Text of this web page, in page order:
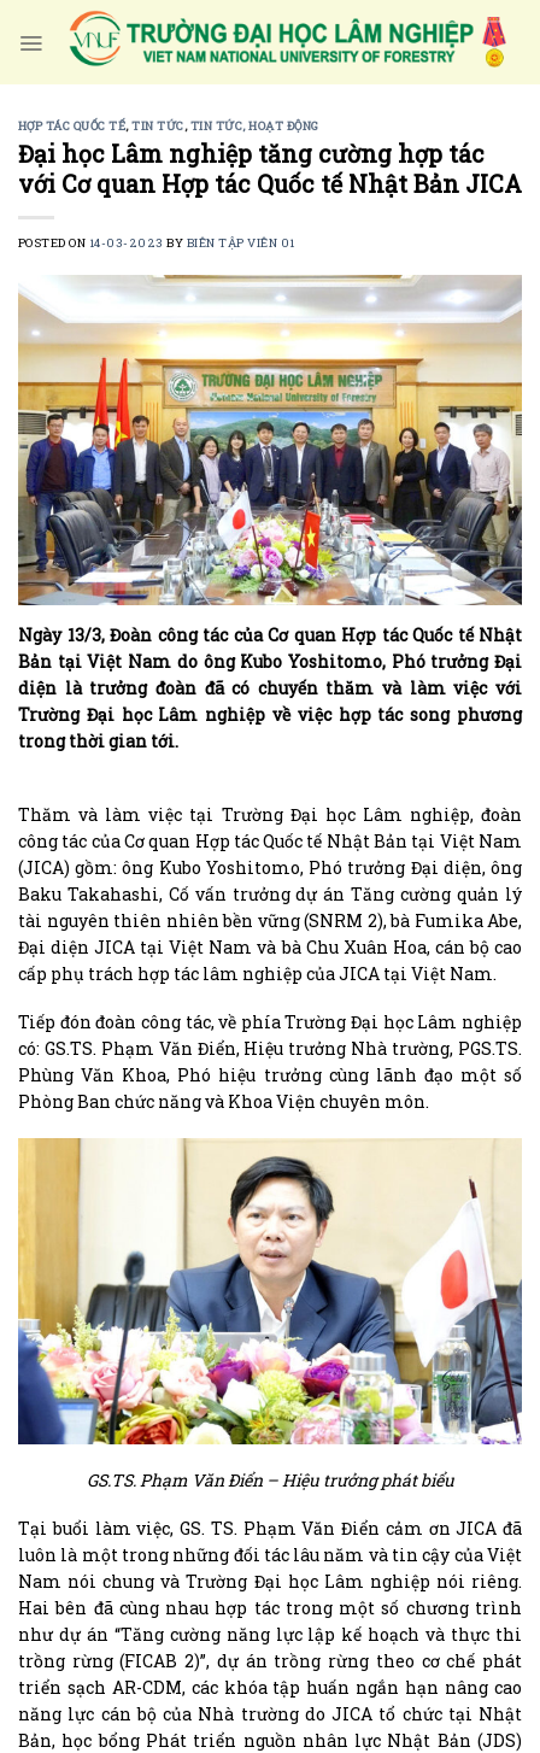
HỢP TÁC QUỐC TẾ,TIN TỨC,TIN TỨC, HOẠT ĐỘNG
Đại học Lâm nghiệp tăng cường hợp tác
với Cơ quan Hợp tác Quốc tế Nhật Bản JICA
POSTED ON 14-03-2023 BY BIÊN TẬP VIÊN 01
Ngày 13/3, Đoàn công tác của Cơ quan Hợp tác Quốc tế Nhật
Bản tại Việt Nam do ông Kubo Yoshitomo, Phó trưởng Đại
diện là trưởng đoàn đã có chuyến thăm và làm việc với
Trường Đại học Lâm nghiệp về việc hợp tác song phương
trong thời gian tới.
Thăm và làm việc tại Trường Đại học Lâm nghiệp, đoàn
công tác của Cơ quan Hợp tác Quốc tế Nhật Bản tại Việt Nam
(JICA) gồm: ông Kubo Yoshitomo, Phó trưởng Đại diện, ông
Baku Takahashi, Cố vấn trưởng dự án Tăng cường quản lý
tài nguyên thiên nhiên bền vững (SNRM 2), bà Fumika Abe,
Đại diện JICA tại Việt Nam và bà Chu Xuân Hoa, cán bộ cao
cấp phụ trách hợp tác lâm nghiệp của JICA tại Việt Nam.
Tiếp đón đoàn công tác, về phía Trường Đại học Lâm nghiệp
có: GS.TS. Phạm Văn Điển, Hiệu trưởng Nhà trường, PGS.TS.
Phùng Văn Khoa, Phó hiệu trưởng cùng lãnh đạo một số
Phòng Ban chức năng và Khoa Viện chuyên môn.
GS.TS. Phạm Văn Điển – Hiệu trưởng phát biểu
Tại buổi làm việc, GS. TS. Phạm Văn Điển cảm ơn JICA đã
luôn là một trong những đối tác lâu năm và tin cậy của Việt
Nam nói chung và Trường Đại học Lâm nghiệp nói riêng.
Hai bên đã cùng nhau hợp tác trong một số chương trình
như dự án “Tăng cường năng lực lập kế hoạch và thực thi
trồng rừng (FICAB 2)”, dự án trồng rừng theo cơ chế phát
triển sạch AR-CDM, các khóa tập huấn ngắn hạn nâng cao
năng lực cán bộ của Nhà trường do JICA tổ chức tại Nhật
Bản, học bổng Phát triển nguồn nhân lực Nhật Bản (JDS)